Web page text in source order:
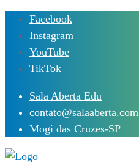
Skip
content
Facebook
Instagram
YouTube
TikTok
Sala Aberta Edu
contato@salaaberta.com
Mogi das Cruzes-SP